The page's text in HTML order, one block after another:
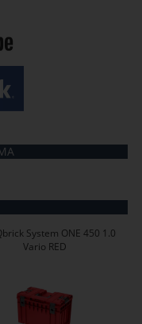
System ONE 450 1.0
Vario RED